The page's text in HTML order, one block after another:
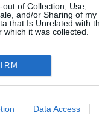
of Collection, Use,
and/or Sharing of my
that Is Unrelated with
which it was collected.
Data Access